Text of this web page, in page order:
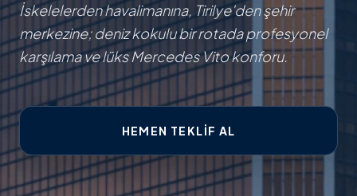
İskelelerden havalimanına, Tirilye'den şehir
merkezine; deniz kokulu bir rotada profesyonel
karşılama ve lüks Mercedes Vito konforu.
HEMEN TEKLIF AL